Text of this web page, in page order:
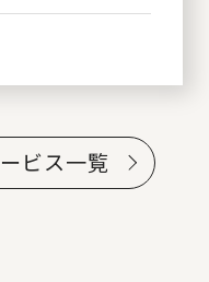
ビス一覧